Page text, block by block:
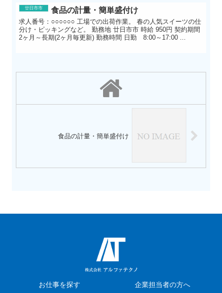
廿日市市 食品の計量・簡単盛付け
求人番号：○○○○○○ 工場での出荷作業。 春の人気スイーツの仕
分け・ピッキングなど。 勤務地 廿日市市 時給 950円 契約期間
2ヶ月～長期(2ヶ月毎更新) 勤務時間 日勤 8:00～17:00 ...
食品の計量・簡単盛付け
お仕事を探す 企業担当者の方へ